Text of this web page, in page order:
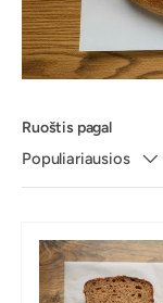
Ruoštis pagal
Populiariausios